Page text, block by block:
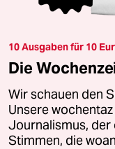
10 Ausgaben für 10
Die
Wir schauen den
Unsere
Journalismus, der
Stimmen, die